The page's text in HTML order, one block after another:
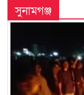
সুনামগঞ্জ